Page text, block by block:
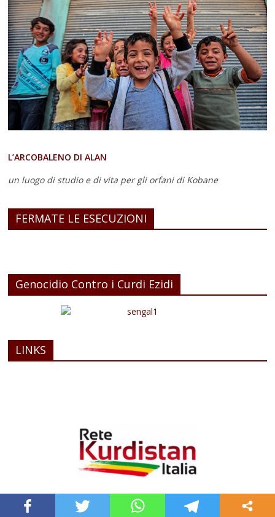
L’ARCOBALENO DI ALAN
un luogo di studio e di vita per gli orfani di Kobane
FERMATE LE ESECUZIONI
Genocidio Contro i Curdi Ezidi
LINKS